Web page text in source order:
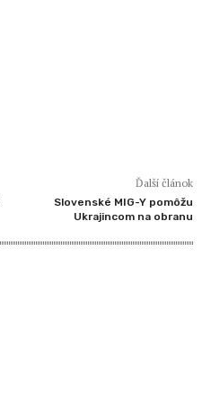
Ďalší článok
Slovenské MIG-Y pomôžu
Ukrajincom na obranu